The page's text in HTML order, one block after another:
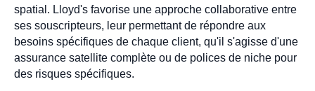
spatial. Lloyd's favorise une approche collaborative entre
ses souscripteurs, leur permettant de répondre aux
besoins spécifiques de chaque client, qu'il s'agisse d'une
assurance satellite complète ou de polices de niche pour
des risques spécifiques.